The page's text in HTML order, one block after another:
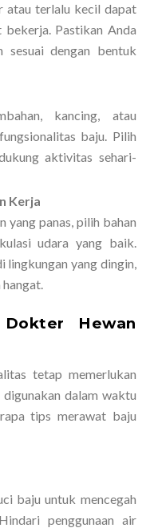
atau terlalu kecil dapat
bekerja. Pastikan Anda
sesuai dengan bentuk
kancing, atau
baju. Pilih
aktivitas sehari-
Kerja
yang panas, pilih bahan
udara yang baik.
lingkungan yang dingin,
Hewan
tetap memerlukan
dalam waktu
tips merawat baju
baju untuk mencegah
penggunaan air